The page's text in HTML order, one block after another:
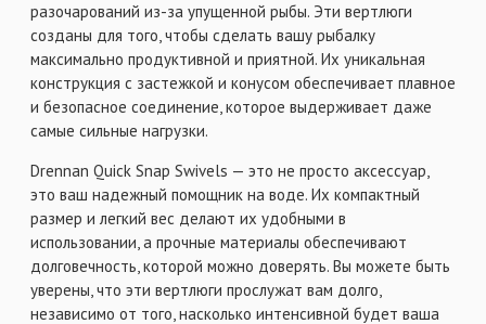
разочарований из-за упущенной рыбы. Эти вертлюги
созданы для того, чтобы сделать вашу рыбалку
максимально продуктивной и приятной. Их уникальная
конструкция с застежкой и конусом обеспечивает плавное
и безопасное соединение, которое выдерживает даже
самые сильные нагрузки.
Drennan Quick Snap Swivels — это не просто аксессуар,
это ваш надежный помощник на воде. Их компактный
размер и легкий вес делают их удобными в
использовании, а прочные материалы обеспечивают
долговечность, которой можно доверять. Вы можете быть
уверены, что эти вертлюги прослужат вам долго,
независимо от того, насколько интенсивной будет ваша